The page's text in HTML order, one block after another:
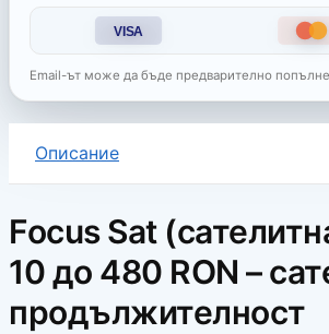
VISA
Email-ът може да бъде предварително
Описание
Focus Sat
10 до 480 RON –
продължителност